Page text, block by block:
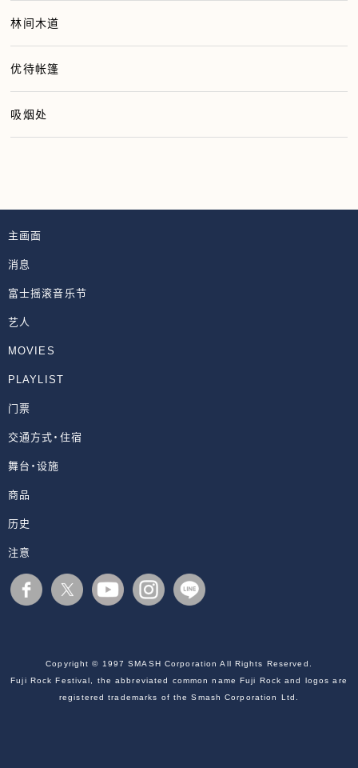
林间木道
优待帐篷
吸烟处
主画面
消息
富士摇滚音乐节
艺人
MOVIES
PLAYLIST
门票
交通方式・住宿
舞台・设施
商品
历史
注意
Copyright © 1997 SMASH Corporation All Rights Reserved.
Fuji Rock Festival, the abbreviated common name Fuji Rock and logos are
registered trademarks of the Smash Corporation Ltd.